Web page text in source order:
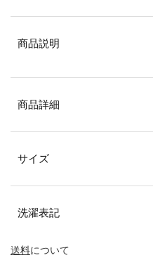
送料について
商品説明
商品詳細
サイズ
洗濯表記